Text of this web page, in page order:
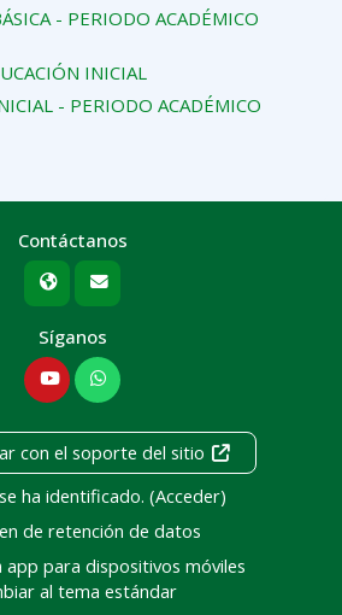
- PERIODO ACADÉMICO
INICIAL
- PERIODO ACADÉMICO
Contáctanos
Síganos
con el soporte del sitio
ha identificado. (Acceder)
de retención de datos
app para dispositivos móviles
al tema estándar